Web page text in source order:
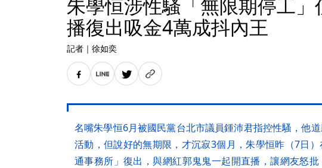
朱學恒涉性騷「無限期停工
播復出吸金4萬成抖內王
記者 ｜ 徐如奕
名嘴朱學恒6月被國民黨台北市議員鍾沛君指控性騷，他
活動，但說好的無期限，才沉寂3個月，朱學恒昨（7日
通事務所」復出，與網紅郭鬼鬼一起開直播，讓網友怒